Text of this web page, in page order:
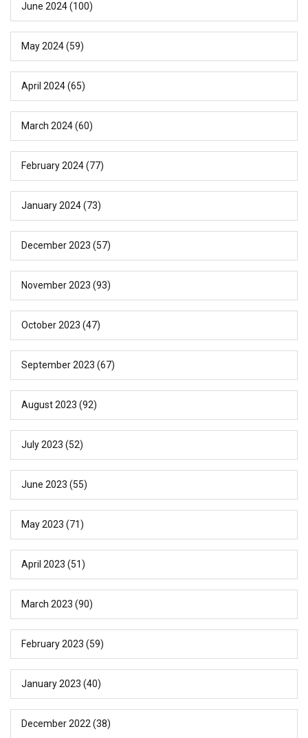
June 2024(100)
May 2024(59)
April 2024(65)
March 2024(60)
February 2024(77)
January 2024(73)
December 2023 (57)
November 2023 (93)
October 2023 (47)
September 2023 (67)
August 2023 (92)
July 2023 (52)
June 2023 (55)
May 2023 (71)
April 2023 (51)
March 2023 (90)
February 2023 (59)
January 2023 (40)
December 2022 (38)